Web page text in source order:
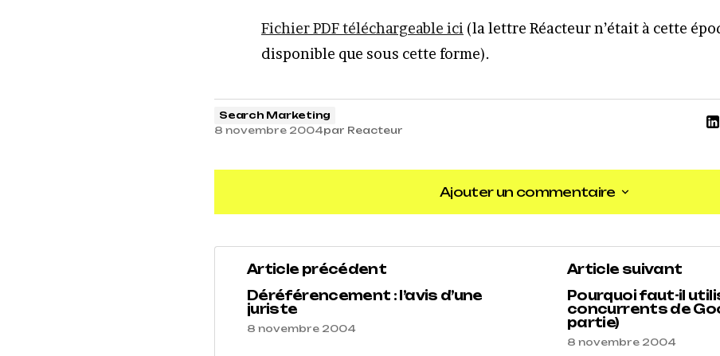
Fichier PDF téléchargeable ici (la lettre Réacteur n’était à cette
disponible que sous cette forme).
Search Marketing
8 novembre 2004par Reacteur
Ajouter un commentaire
Ajouter un commentaire
Article précédent
Déréférencement : l’avis d’une
juriste
8 novembre 2004
Article suivant
Pourquoi faut-il
concurrents de
partie)
8 novembre 2004